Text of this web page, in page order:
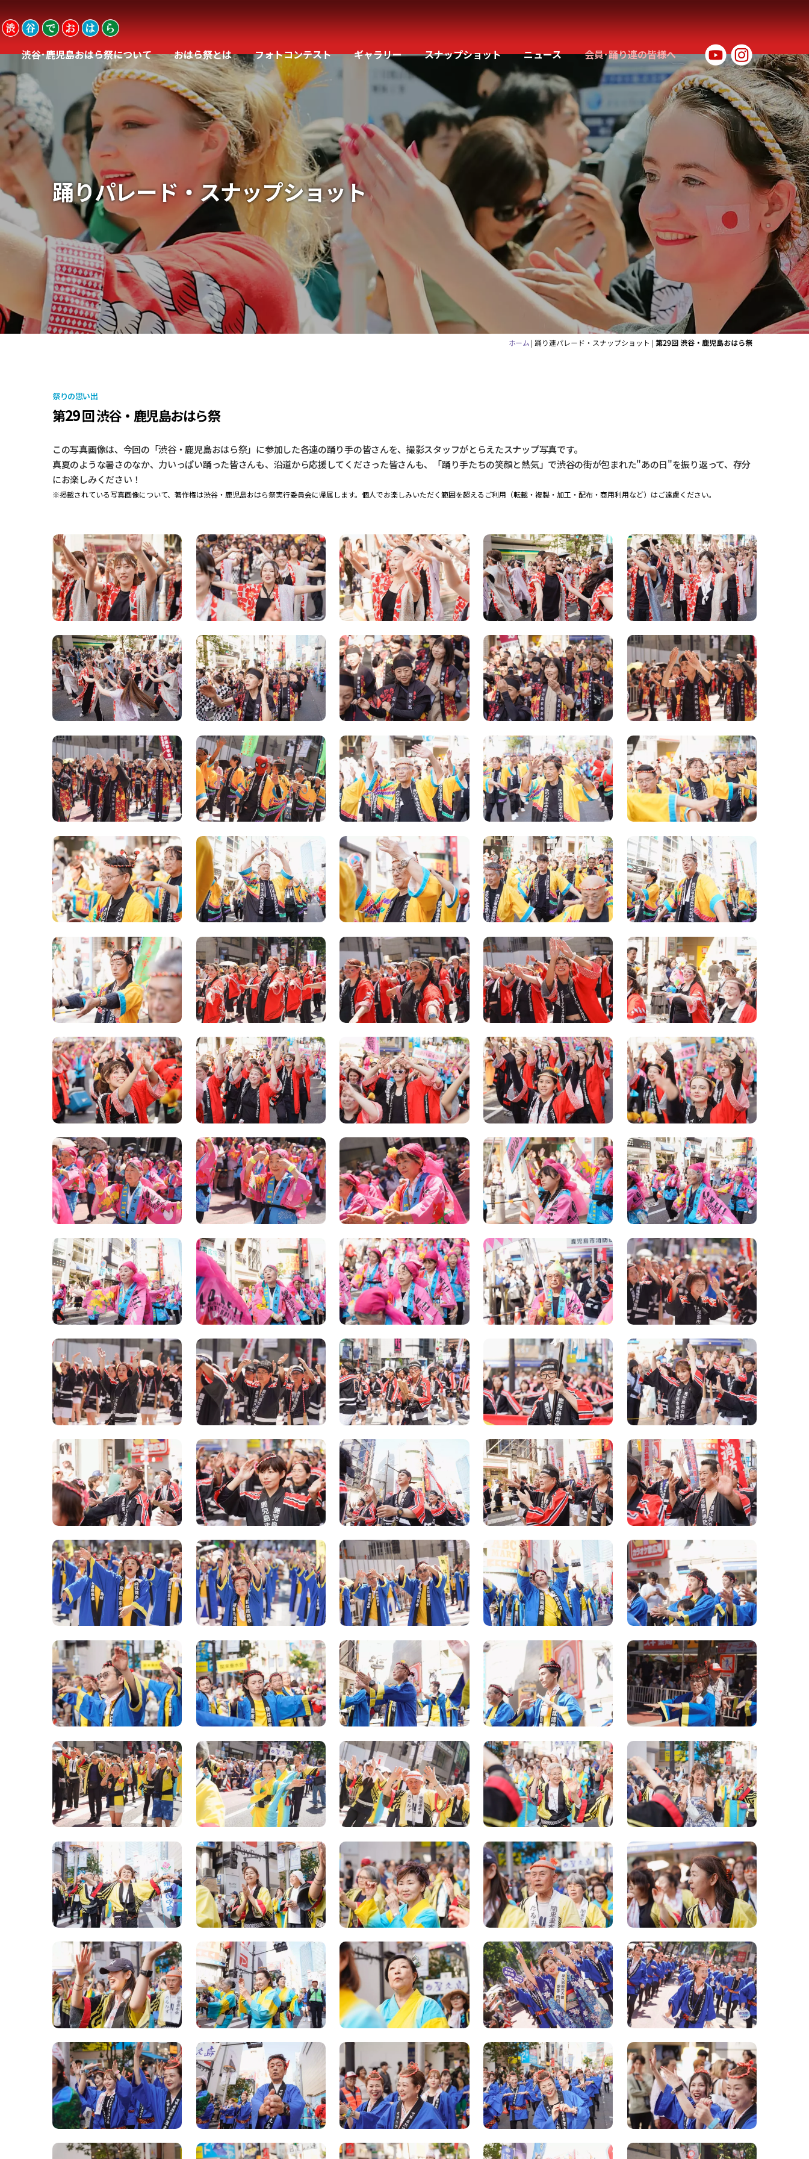
渋谷･鹿児島おはら祭について おはら祭とは フォトコンテスト ギャラリー スナップショット ニュース 会員･踊り連の皆様へ
踊りパレード・スナップショット
ホーム | 踊り連パレード・スナップショット | 第29回 渋谷・鹿児島おはら祭
祭りの思い出
第29回 渋谷・鹿児島おはら祭
この写真画像は、今回の「渋谷・鹿児島おはら祭」に参加した各連の踊り手の皆さんを、撮影スタッフがとらえたスナップ写真です。
真夏のような暑さのなか、力いっぱい踊った皆さんも、沿道から応援してくださった皆さんも、「踊り手たちの笑顔と熱気」で渋谷の街が包まれた"あの日"を振り返って、存分
にお楽しみください！
※掲載されている写真画像について、著作権は渋谷・鹿児島おはら祭実行委員会に帰属します。個人でお楽しみいただく範囲を超えるご利用（転載・複製・加工・配布・商用利用など）はご遠慮ください。